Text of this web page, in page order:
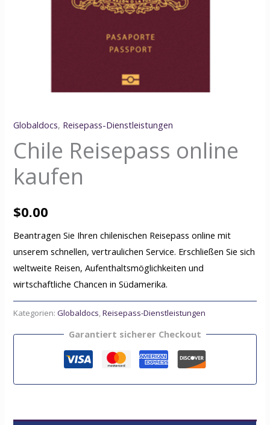
Globaldocs, Reisepass-Dienstleistungen
Chile Reisepass online
kaufen
$0.00
Beantragen Sie Ihren chilenischen Reisepass online mit
unserem schnellen, vertraulichen Service. Erschließen Sie sich
weltweite Reisen, Aufenthaltsmöglichkeiten und
wirtschaftliche Chancen in Südamerika.
Kategorien:Globaldocs,Reisepass-Dienstleistungen
Garantiert sicherer Checkout